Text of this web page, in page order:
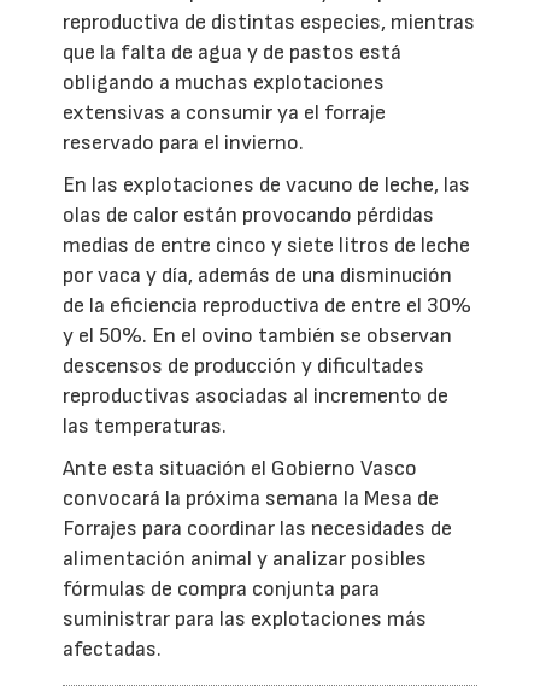
reproductiva de distintas especies, mientras
que la falta de agua y de pastos está
obligando a muchas explotaciones
extensivas a consumir ya el forraje
reservado para el invierno.
En las explotaciones de vacuno de leche, las
olas de calor están provocando pérdidas
medias de entre cinco y siete litros de leche
por vaca y día, además de una disminución
de la eficiencia reproductiva de entre el 30%
y el 50%. En el ovino también se observan
descensos de producción y dificultades
reproductivas asociadas al incremento de
las temperaturas.
Ante esta situación el Gobierno Vasco
convocará la próxima semana la Mesa de
Forrajes para coordinar las necesidades de
alimentación animal y analizar posibles
fórmulas de compra conjunta para
suministrar para las explotaciones más
afectadas.